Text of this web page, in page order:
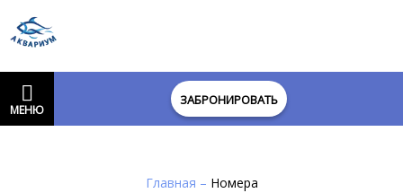
МЕНЮ
ЗАБРОНИРОВАТЬ
Главная – Номера